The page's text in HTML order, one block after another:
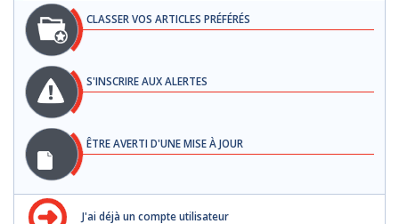
CLASSER VOS ARTICLES PRÉFÉRÉS
S'INSCRIRE AUX ALERTES
ÊTRE AVERTI D'UNE MISE À JOUR
J'ai déjà un compte utilisateur